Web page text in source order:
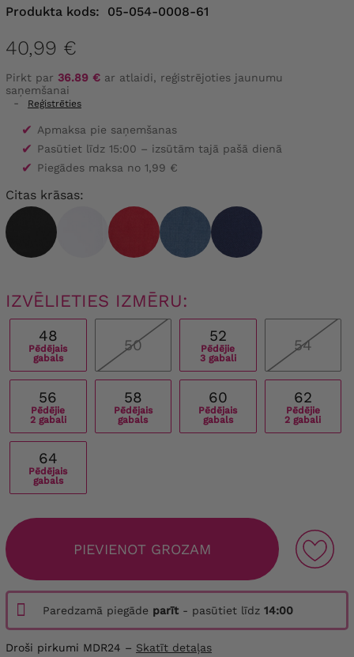
Produkta kods: 05-054-0008-61
40,99 €
Pirkt par 36.89 € ar atlaidi, reģistrējoties jaunumu
saņemšanai
-
Reģistrēties
✔ Apmaksa pie saņemšanas
✔ Pasūtiet līdz 15:00 – izsūtām tajā pašā dienā
✔ Piegādes maksa no 1,99 €
Citas krāsas:
IZVĒLIETIES IZMĒRU:
48
Pēdējais
gabals
50
52
Pēdējie
3 gabali
54
56
Pēdējie
2 gabali
58
Pēdējais
gabals
60
Pēdējais
gabals
62
Pēdējie
2 gabali
64
Pēdējais
gabals
PIEVIENOT GROZAM
Paredzamā piegāde parīt - pasūtiet līdz 14:00
Droši pirkumi MDR24 – Skatīt detaļas